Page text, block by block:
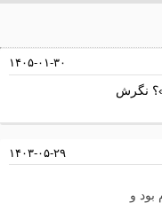
۱۴۰۵-۰۱-۳۰
نگرش
۱۴۰۳-۰۵-۲۹
و